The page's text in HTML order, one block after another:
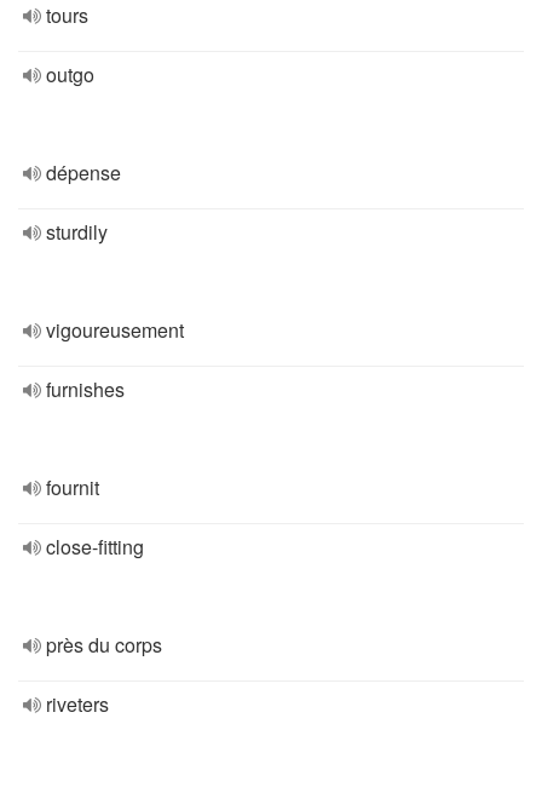
tours
outgo
dépense
sturdily
vigoureusement
furnishes
fournit
close-fitting
près du corps
riveters